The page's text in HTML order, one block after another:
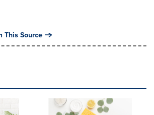
This Source